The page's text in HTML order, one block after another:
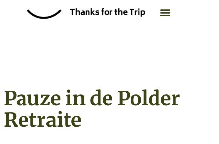
Pauze in de Polder
Retraite